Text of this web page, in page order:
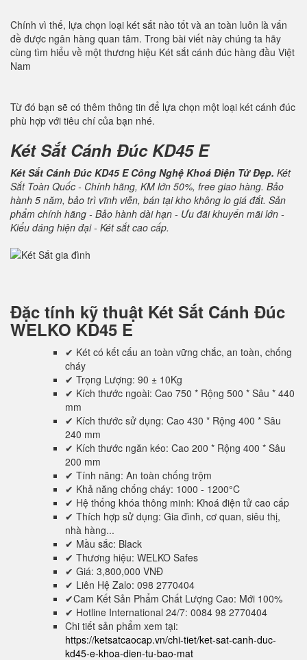
Chính vì thế, lựa chọn loại két sắt nào tốt và an toàn luôn là vấn
đề được ngân hàng quan tâm. Trong bài viết này chúng ta hãy
cùng tìm hiểu về một thương hiệu Két sắt cánh đúc hàng đầu Việt
Nam
Từ đó bạn sẽ có thêm thông tin để lựa chọn một loại két cánh đúc
phù hợp với tiêu chí của bạn nhé.
Két Sắt Cánh Đúc KD45 E
Két Sắt Cánh Đúc KD45 E Công Nghệ Khoá Điện Tử Đẹp. Két
Sắt Toàn Quốc - Chính hãng, KM lớn 50%, free giao hàng. Bảo
hành 5 năm, bảo trì vĩnh viễn, bán tại kho không lo giá đắt. Sản
phẩm chính hãng - Bảo hành dài hạn - Ưu đãi khuyến mãi lớn -
Kiểu dáng hiện đại - Két sắt cao cấp.
Đặc tính kỹ thuật Két Sắt Cánh Đúc
WELKO KD45 E
✔ Két có kết cấu an toàn vững chắc, an toàn, chống
cháy
✔ Trọng Lượng: 90 ± 10Kg
✔ Kích thước ngoài: Cao 750 * Rộng 500 * Sâu * 440
mm
✔ Kích thước sử dụng: Cao 430 * Rộng 400 * Sâu
240 mm
✔ Kích thước ngăn kéo: Cao 200 * Rộng 400 * Sâu
200 mm
✔ Tính năng: An toàn chống trộm
✔ Khả năng chống cháy: 1000 - 1200°C
✔ Hệ thống khóa thông minh: Khoá điện tử cao cấp
✔ Thích hợp sử dụng: Gia đình, cơ quan, siêu thị,
nhà hàng...
✔ Mầu sắc: Black
✔ Thương hiệu: WELKO Safes
✔ Giá: 3,800,000 VNĐ
✔ Liên Hệ Zalo: 098 2770404
✔Cam Kết Sản Phẩm Chất Lượng Cao: Mới 100%
✔ Hotline International 24/7: 0084 98 2770404
Chi tiết sản phẩm xem tại:
https://ketsatcaocap.vn/chi-tiet/ket-sat-canh-duc-
kd45-e-khoa-dien-tu-bao-mat